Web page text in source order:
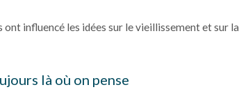
influencé les idées sur le vieillissement et sur la
là où on pense